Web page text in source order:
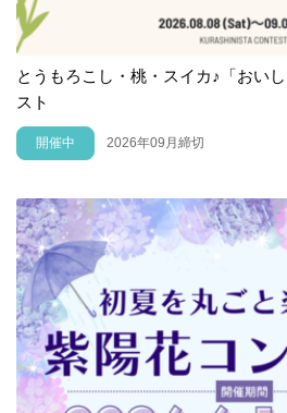
とうもろこし・桃・スイカ♪「おい
スト
開催中 2026年09月締切